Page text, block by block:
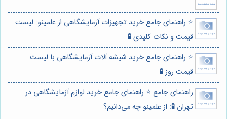
⭐️ راهنمای جامع خرید تجهیزات آزمایشگاهی از علمینو: لیست
قیمت و نکات کلیدی 🧪
⭐️ راهنمای جامع خرید شیشه آلات آزمایشگاهی با لیست
قیمت روز 🧪
راهنمای جامع ⭐️ راهنمای جامع خرید لوازم آزمایشگاهی در
تهران 🧪: از علمینو چه می‌دانیم؟